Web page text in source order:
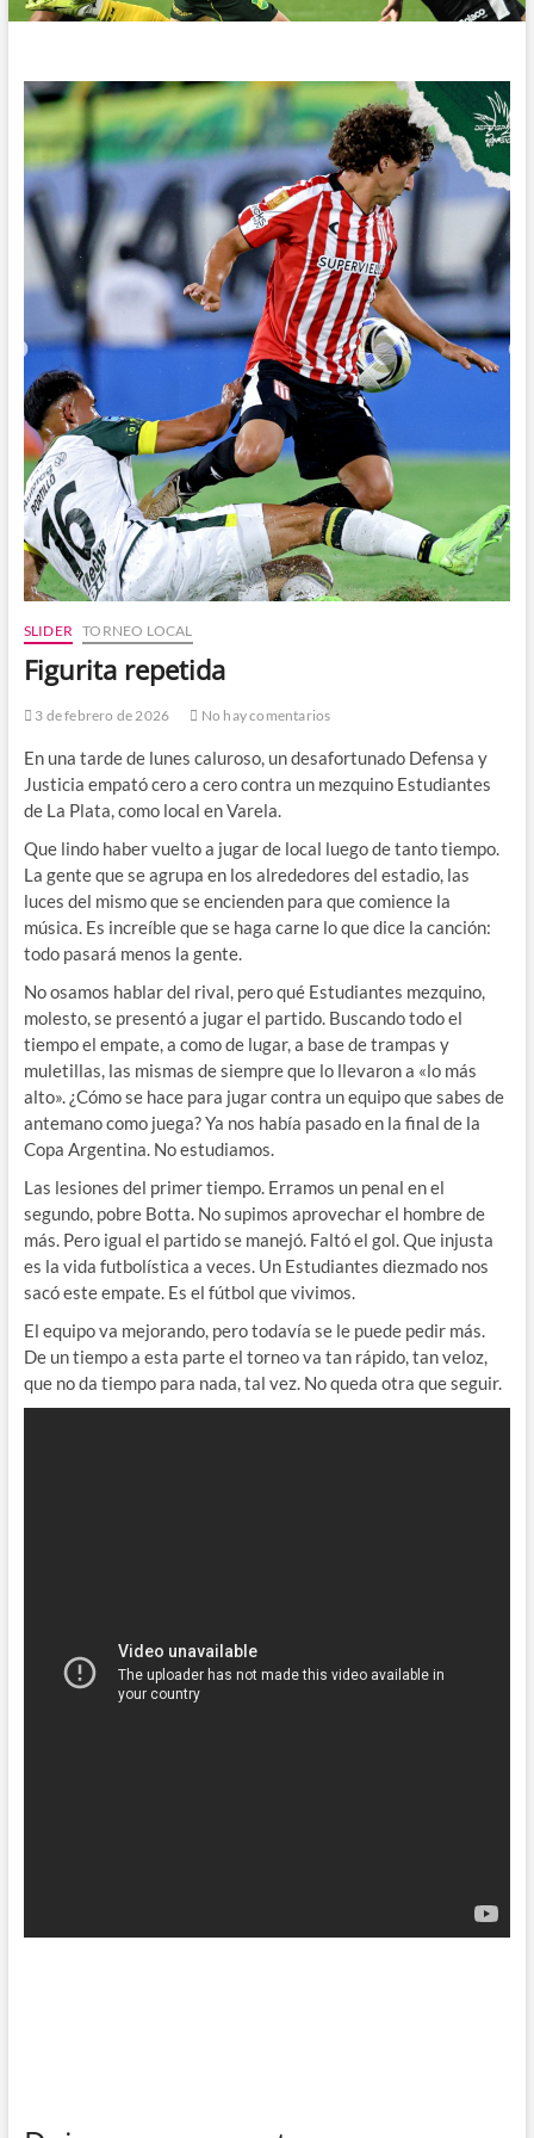
SLIDER TORNEO LOCAL
Figurita repetida
3 de febrero de 2026 No hay comentarios
En una tarde de lunes caluroso, un desafortunado Defensa y
Justicia empató cero a cero contra un mezquino Estudiantes
de La Plata, como local en Varela.
Que lindo haber vuelto a jugar de local luego de tanto tiempo.
La gente que se agrupa en los alrededores del estadio, las
luces del mismo que se encienden para que comience la
música. Es increíble que se haga carne lo que dice la canción:
todo pasará menos la gente.
No osamos hablar del rival, pero qué Estudiantes mezquino,
molesto, se presentó a jugar el partido. Buscando todo el
tiempo el empate, a como de lugar, a base de trampas y
muletillas, las mismas de siempre que lo llevaron a «lo más
alto». ¿Cómo se hace para jugar contra un equipo que sabes de
antemano como juega? Ya nos había pasado en la final de la
Copa Argentina. No estudiamos.
Las lesiones del primer tiempo. Erramos un penal en el
segundo, pobre Botta. No supimos aprovechar el hombre de
más. Pero igual el partido se manejó. Faltó el gol. Que injusta
es la vida futbolística a veces. Un Estudiantes diezmado nos
sacó este empate. Es el fútbol que vivimos.
El equipo va mejorando, pero todavía se le puede pedir más.
De un tiempo a esta parte el torneo va tan rápido, tan veloz,
que no da tiempo para nada, tal vez. No queda otra que seguir.